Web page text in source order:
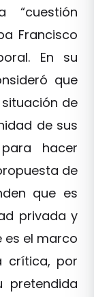
“cuestión
Francisco
En su
que
de
de sus
hacer
de
que es
privada y
es el marco
crítica, por
pretendida